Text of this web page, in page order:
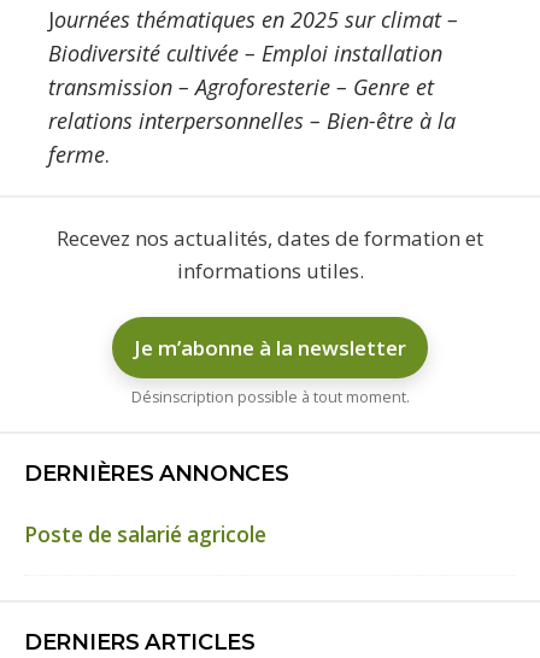
Journées thématiques en 2025 sur climat –
Biodiversité cultivée – Emploi installation
transmission – Agroforesterie – Genre et
relations interpersonnelles – Bien-être à la
ferme.
Recevez nos actualités, dates de formation et
informations utiles.
Je m’abonne à la newsletter
Désinscription possible à tout moment.
DERNIÈRES ANNONCES
Poste de salarié agricole
DERNIERS ARTICLES